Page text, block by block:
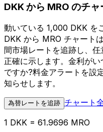
DKK から MRO のチャ
動いている 1,000 DKK を
DKK から MRO チャート
間市場レートを追跡し、
正確に示します。金利が
ですか?料金アラートを設
知らせします。
為替レートを追跡 チャート
1 DKK = 61.9696 MRO